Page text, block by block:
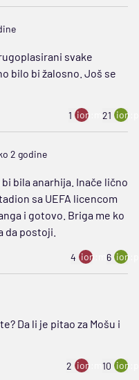
svake
bilo bi žalosno. Još se
1 ion:minus
21
2 godine
bila anarhija. Inače lično
sa UEFA licencom
i gotovo. Briga me ko
da postoji.
4 ion:minus
6
Da li je pitao za Mošu i
2 ion:minus
10